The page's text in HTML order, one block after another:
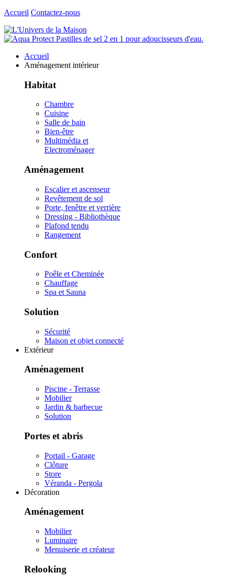
Accueil Contactez-nous
Accueil
Aménagement intérieur
Habitat
Chambre
Cuisine
Salle de bain
Bien-être
Multimédia et
Electroménager
Aménagement
Escalier et ascenseur
Revêtement de sol
Porte, fenêtre et verrière
Dressing - Bibliothèque
Plafond tendu
Rangement
Confort
Poêle et Cheminée
Chauffage
Spa et Sauna
Solution
Sécurité
Maison et objet connecté
Extérieur
Aménagement
Piscine - Terrasse
Mobilier
Jardin & barbecue
Solution
Portes et abris
Portail - Garage
Clôture
Store
Véranda - Pergola
Décoration
Aménagement
Mobilier
Luminaire
Menuiserie et créateur
Relooking